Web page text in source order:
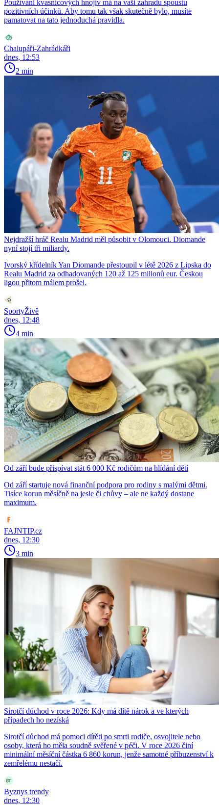
Používání kvasnicových hnojiv má na vaši zahradu spoustu
pozitivních účinků. Aby tomu tak však skutečně bylo, musíte
pamatovat na tato jednoduchá pravidla.
Chalupáři-Zahrádkáři
dnes, 12:53
2 min
Nejdražší hráč Realu Madrid měl působit v Olomouci. Diomande
nyní stojí tři miliardy.
Ivorský křídelník Yan Diomande přestoupil v létě 2026 z Lipska do
Realu Madrid za odhadovaných 120 až 125 milionů eur. Českou
ligou přitom málem prošel.
SportyŽivě
dnes, 12:48
4 min
Od září bude přispívat stát 6 000 Kč rodičům na hlídání dětí
Od září startuje nová finanční podpora pro rodiny s malými dětmi.
Tisíce korun měsíčně na jesle či chůvy – ale ne každý dostane
maximum.
FAJNTIP.cz
dnes, 12:30
3 min
Sirotčí důchod v roce 2026: Kdy má dítě nárok a ve kterých
případech ho nezíská
Sirotčí důchod má pomoci dítěti po smrti rodiče, osvojitele nebo
osoby, která ho měla soudně svěřené v péči. V roce 2026 činí
minimální měsíční částka 6 860 korun, jenže samotné příbuzenství k
zemřelému nestačí.
Byznys trendy
dnes, 12:30